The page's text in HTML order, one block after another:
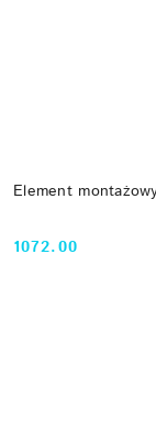
Element
Cena:
1072.00